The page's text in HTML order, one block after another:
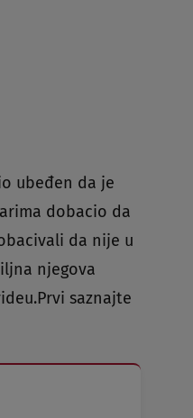
ubeđen da je
dobacio da
da nije u
njegova
saznajte